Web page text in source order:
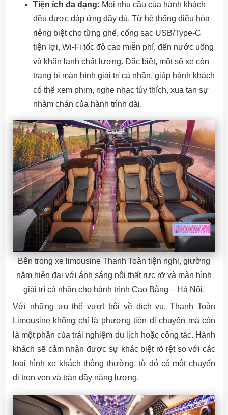
Tiện ích đa dạng: Mọi nhu cầu của hành khách
đều được đáp ứng đầy đủ. Từ hệ thống điều hòa
riêng biệt cho từng ghế, cổng sạc USB/Type-C
tiện lợi, Wi-Fi tốc độ cao miễn phí, đến nước uống
và khăn lạnh chất lượng. Đặc biệt, một số xe còn
trang bị màn hình giải trí cá nhân, giúp hành khách
có thể xem phim, nghe nhạc tùy thích, xua tan sự
nhàm chán của hành trình dài.
Bên trong xe limousine Thanh Toàn tiện nghi, giường
nằm hiện đại với ánh sáng nội thất rực rỡ và màn hình
giải trí cá nhân cho hành trình Cao Bằng – Hà Nội.
Với những ưu thế vượt trội về dịch vụ, Thanh Toàn
Limousine không chỉ là phương tiện di chuyển mà còn
là một phần của trải nghiệm du lịch hoặc công tác. Hành
khách sẽ cảm nhận được sự khác biệt rõ rệt so với các
loại hình xe khách thông thường, từ đó có một chuyến
đi trọn vẹn và tràn đầy năng lượng.